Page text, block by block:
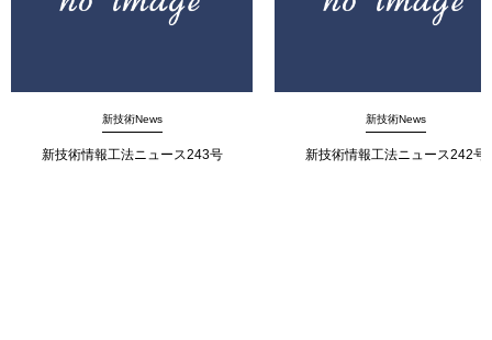
新技術News
新技術情報工法ニュース243号
新技術News
新技術情報工法ニュース242号